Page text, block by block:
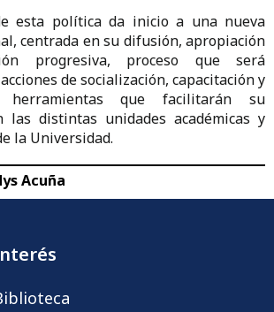
esta política da inicio a una nueva
centrada en su difusión, apropiación
progresiva, proceso que será
de socialización, capacitación y
herramientas que facilitarán su
las distintas unidades académicas y
la Universidad.
Acuña